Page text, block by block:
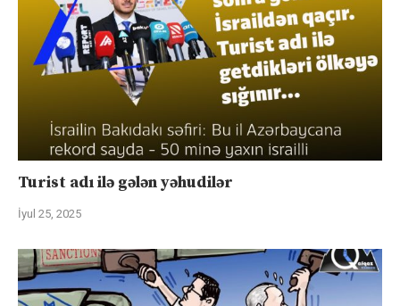
Turist adı ilə gələn yəhudilər
İyul 25, 2025